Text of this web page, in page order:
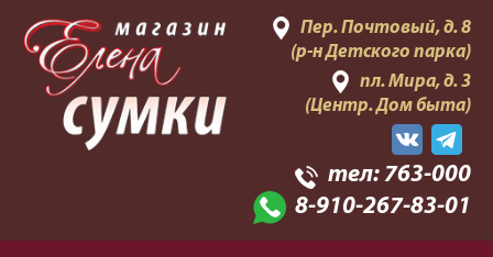
Пер. Почтовый, д. 8
(р-н Детского парка)
пл. Мира, д. 3
(Центр. Дом быта)
тел:763-000
8-910-267-83-01